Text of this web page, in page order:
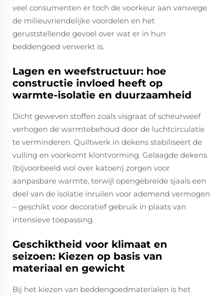
veel consumenten er toch de voorkeur aan vanwege
de milieuvriendelijke voordelen en het
geruststellende gevoel over wat er in hun
beddengoed verwerkt is.
Lagen en weefstructuur: hoe
constructie invloed heeft op
warmte-isolatie en duurzaamheid
Dicht geweven stoffen zoals visgraat of scheurweef
verhogen de warmtebehoud door de luchtcirculatie
te verminderen. Quiltwerk in dekens stabiliseert de
vulling en voorkomt klontvorming. Gelaagde dekens
(bijvoorbeeld wol over katoen) zorgen voor
aanpasbare warmte, terwijl opengebreide sjaals een
deel van de isolatie inruilen voor ademend vermogen
– geschikt voor decoratief gebruik in plaats van
intensieve toepassing.
Geschiktheid voor klimaat en
seizoen: Kiezen op basis van
materiaal en gewicht
Bij het kiezen van beddengoedmaterialen is het